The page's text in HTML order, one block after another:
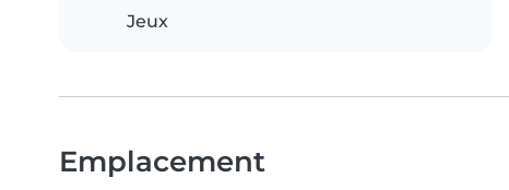
Jeux
Emplacement